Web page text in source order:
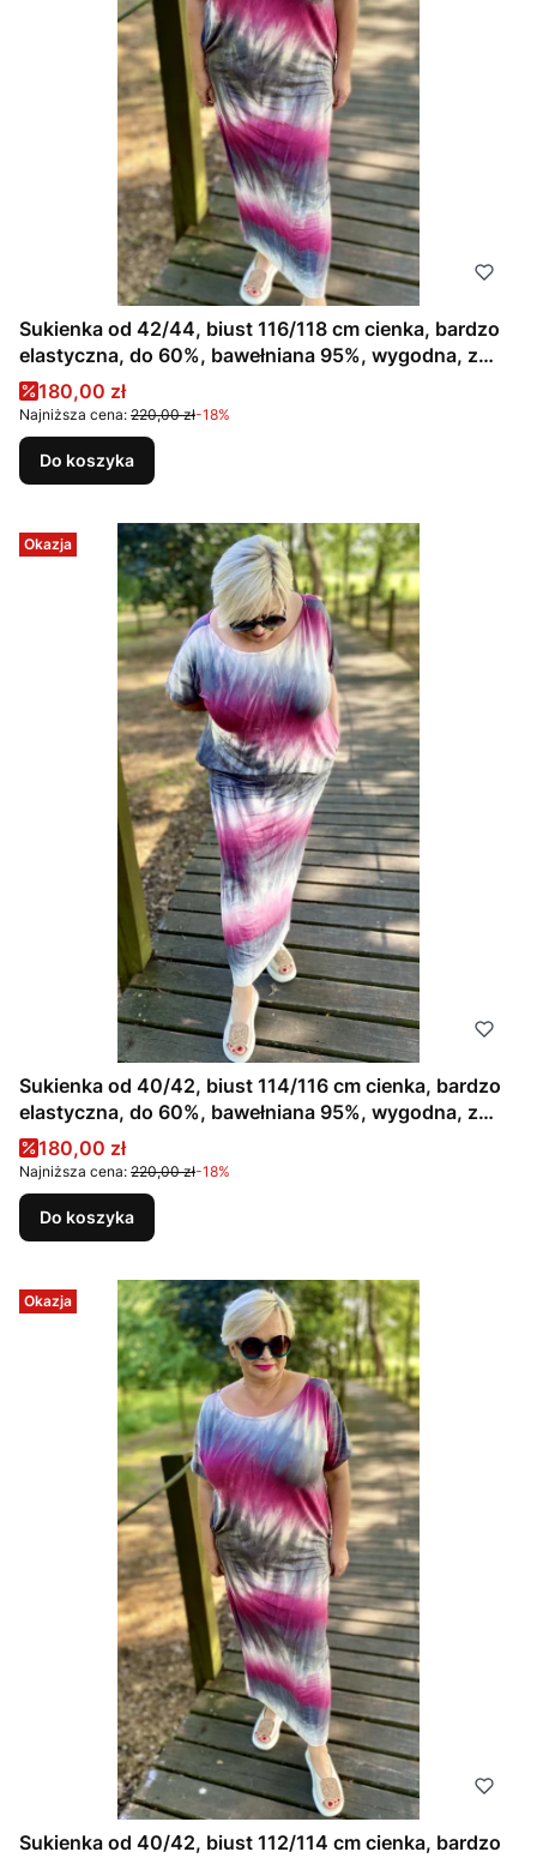
Sukienka od 42/44, biust 116/118 cm cienka, bardzo
elastyczna, do 60%, bawełniana 95%, wygodna, z
kieszeniami, na duży biust, CIENIOWANA, RÓŻOWA,
SZARA
Cena promocyjna
180,00 zł
Najniższa cena: 220,00 zł-18%
Do koszyka
Okazja
Sukienka od 40/42, biust 114/116 cm cienka, bardzo
elastyczna, do 60%, bawełniana 95%, wygodna, z
kieszeniami, na duży biust, CIENIOWANA, RÓŻOWA,
SZARA
Cena promocyjna
180,00 zł
Najniższa cena: 220,00 zł-18%
Do koszyka
Okazja
Sukienka od 40/42, biust 112/114 cm cienka, bardzo